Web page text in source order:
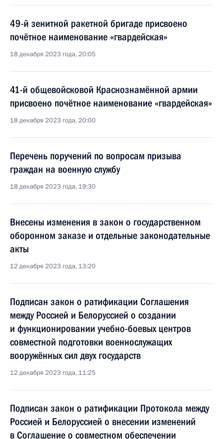
49-й зенитной ракетной бригаде присвоено
почётное наименование «гвардейская»
18 декабря 2023 года, 20:05
41-й общевойсковой Краснознамённой армии
присвоено почётное наименование «гвардейская»
18 декабря 2023 года, 20:00
Перечень поручений по вопросам призыва
граждан на военную службу
18 декабря 2023 года, 19:30
Внесены изменения в закон о государственном
оборонном заказе и отдельные законодательные
акты
12 декабря 2023 года, 13:20
Подписан закон о ратификации Соглашения
между Россией и Белоруссией о создании
и функционировании учебно-боевых центров
совместной подготовки военнослужащих
вооружённых сил двух государств
12 декабря 2023 года, 11:25
Подписан закон о ратификации Протокола между
Россией и Белоруссией о внесении изменений
в Соглашение о совместном обеспечении